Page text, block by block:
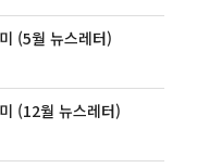
(5월 뉴스레터)
(12월 뉴스레터)